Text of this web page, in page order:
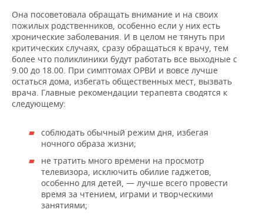
Она посоветовала обращать внимание и на своих
пожилых родственников, особенно если у них есть
хронические заболевания. И в целом не тянуть при
критических случаях, сразу обращаться к врачу, тем
более что поликлиники будут работать все выходные с
9.00 до 18.00. При симптомах ОРВИ и вовсе лучше
остаться дома, избегать общественных мест, вызвать
врача. Главные рекомендации терапевта сводятся к
следующему:
соблюдать обычный режим дня, избегая
ночного образа жизни;
не тратить много времени на просмотр
телевизора, исключить обилие гаджетов,
особенно для детей, — лучше всего провести
время за чтением, играми и творческими
занятиями;